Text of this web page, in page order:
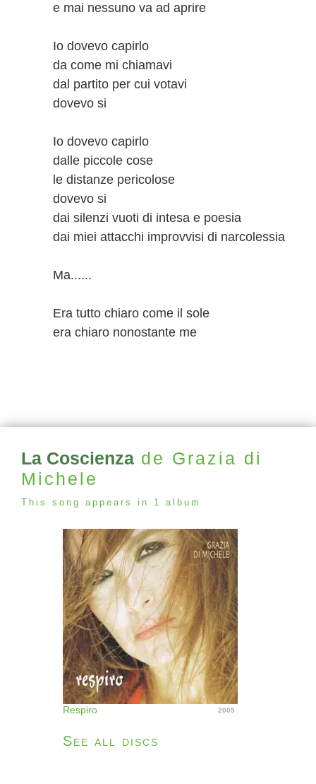
e mai nessuno va ad aprire
Io dovevo capirlo
da come mi chiamavi
dal partito per cui votavi
dovevo si
Io dovevo capirlo
dalle piccole cose
le distanze pericolose
dovevo si
dai silenzi vuoti di intesa e poesia
dai miei attacchi improvvisi di narcolessia
Ma......
Era tutto chiaro come il sole
era chiaro nonostante me
La Coscienza de Grazia di
Michele
This song appears in 1 album
Respiro 2005
See all discs